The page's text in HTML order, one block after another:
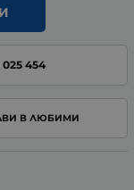
454
В ЛЮБИМИ